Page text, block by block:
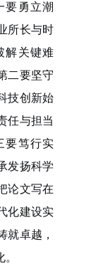
要勇立潮
所长与时
解关键难
二要坚守
技创新始
任与担当
要笃行实
发扬科学
论文写在
化建设实
就卓越，